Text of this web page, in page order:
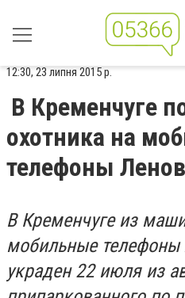
12:30, 23 липня 2015 р.
В Кременчуге
охотника на
телефоны
В Кременчуге из
мобильные
украден 22 июля из